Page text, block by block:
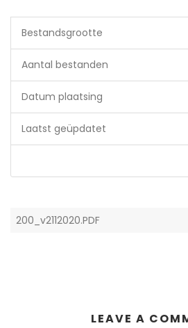
Bestandsgrootte
Aantal bestanden
Datum plaatsing
Laatst geüpdatet
200_v2112020.PDF
LEAVE A